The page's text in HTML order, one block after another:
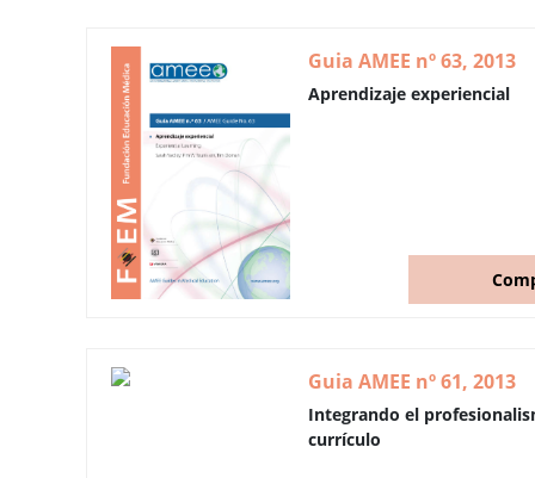
Guia AMEE nº 63, 2013
Aprendizaje experiencial
Guia AMEE nº 61, 2013
Integrando el
currículo